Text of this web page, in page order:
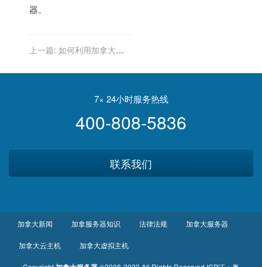
器。
上一篇: 如何利用加拿大服
洞察
7× 24小时服务热线
400-808-5836
联系我们
加拿大新闻 加拿服务器知识 法律法规 加拿大服务器
加拿大云主机 加拿大虚拟主机